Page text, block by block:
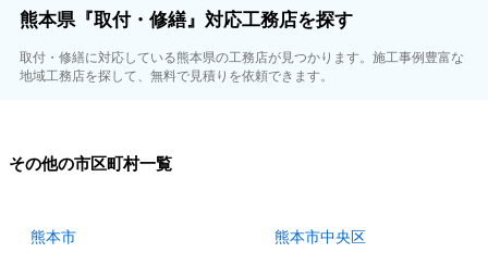
熊本県『取付・修繕』対応工務店を探す
取付・修繕に対応している熊本県の工務店が見つかります。施工事例豊富な
地域工務店を探して、無料で見積りを依頼できます。
その他の市区町村一覧
熊本市 熊本市中央区